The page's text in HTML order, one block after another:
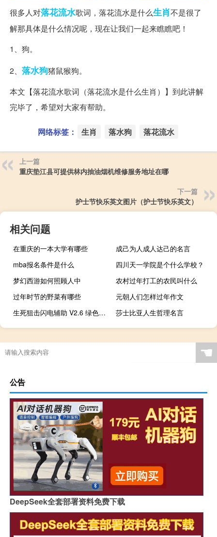
很多人对落花流水歌词，落花流水是什么生肖不是很了
解那具体是什么情况呢，现在让我们一起来瞧瞧吧！
1、狗。
2、 落水狗猪鼠猴狗。
本文【落花流水歌词（落花流水是什么生肖）】到此讲解
完毕了，希望对大家有帮助。
网络标签： 生肖 落水狗 落花流水
上一篇
重庆垫江县可提供林内抽油烟机维修服务地址在哪
下一篇
护士节快乐英文图片（护士节快乐英文）
相关问题
在重庆的一本大学有哪些
成己为人成人达己的名言
mba报名条件是什么
四川天一学院是个什么学校？
梦幻西游如何照顾人中
农村过年打工的农民叫什么
过年时节的野菜有哪些
元朝人们怎样过年作文
生死狙击闪电辅助 V2.6 绿色版（生死狙击闪电辅助 V2.6 绿色版功能简介）
莎士比亚人生哲理名言
☚
公告
DeepSeek全套部署资料免费下载